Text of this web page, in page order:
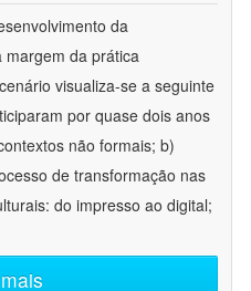
da
margem da prática
visualiza-se a seguinte
por quase dois anos
não formais; b)
de transformação nas
do impresso ao digital;